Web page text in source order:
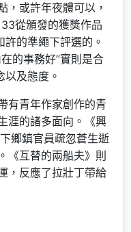
，或許年夜體可以，
從頒發的獲獎作品
許的準繩下評選的。
的事務好”實則是合
以及態度。
有青年作家創作的青
涯的諸多面向。《興
鄉鎮官員疏忽蒼生逝
《互替的兩船夫》則
，反應了拉壯丁帶給